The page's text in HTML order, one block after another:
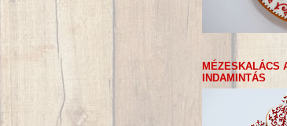
MÉZESKALÁCS
INDAMINTÁS